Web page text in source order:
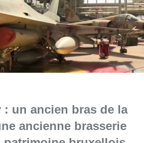
: un ancien bras de la
ancienne brasserie